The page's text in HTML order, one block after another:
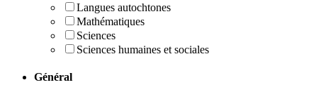
Langues autochtones
Mathématiques
Sciences
Sciences humaines et sociales
Général